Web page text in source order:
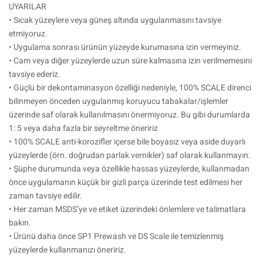
UYARILAR
• Sıcak yüzeylere veya güneş altında uygulanmasını tavsiye
etmiyoruz.
• Uygulama sonrası ürünün yüzeyde kurumasına izin vermeyiniz.
• Cam veya diğer yüzeylerde uzun süre kalmasına izin verilmemesini
tavsiye ederiz.
• Güçlü bir dekontaminasyon özelliği nedeniyle, 100% SCALE direnci
bilinmeyen önceden uygulanmış koruyucu tabakalar/işlemler
üzerinde saf olarak kullanılmasını önermiyoruz. Bu gibi durumlarda
1: 5 veya daha fazla bir seyreltme öneririz
• 100% SCALE anti-korozifler içerse bile boyasız veya aside duyarlı
yüzeylerde (örn. doğrudan parlak vernikler) saf olarak kullanmayın.
• Şüphe durumunda veya özellikle hassas yüzeylerde, kullanmadan
önce uygulamanın küçük bir gizli parça üzerinde test edilmesi her
zaman tavsiye edilir.
• Her zaman MSDS’ye ve etiket üzerindeki önlemlere ve talimatlara
bakın.
• Ürünü daha önce SP1 Prewash ve DS Scale ile temizlenmiş
yüzeylerde kullanmanızı öneririz.